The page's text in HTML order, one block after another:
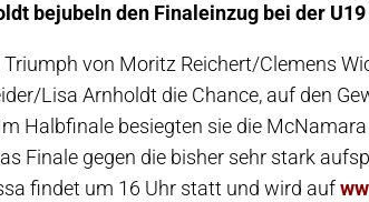
bejubeln den Finaleinzug bei der
von Moritz Reichert/Clemens
Lisa Arnholdt die Chance, auf den
Halbfinale besiegten sie die
Finale gegen die bisher sehr stark
findet um 16 Uhr statt und wird auf